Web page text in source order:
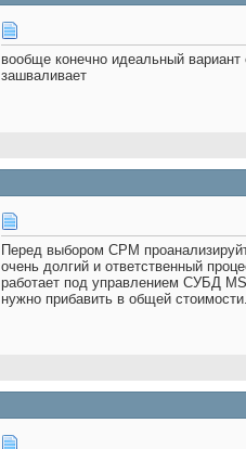
вообще конечно идеальный вариант
зашваливает
Перед выбором СРМ
очень долгий и ответственный
работает под управлением СУБД
нужно прибавить в общей